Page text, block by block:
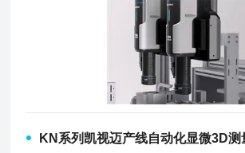
KN系列凯视迈产线自动化显微3D